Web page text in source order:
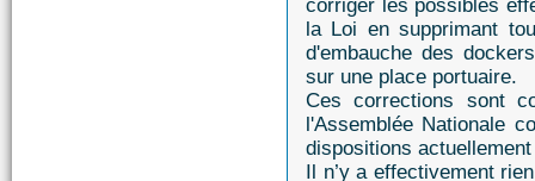
corriger les possibles
la Loi en supprimant
d'embauche des
sur une place portuaire.
Ces corrections sont
l'Assemblée Nationale
dispositions
Il n’y a effectivement